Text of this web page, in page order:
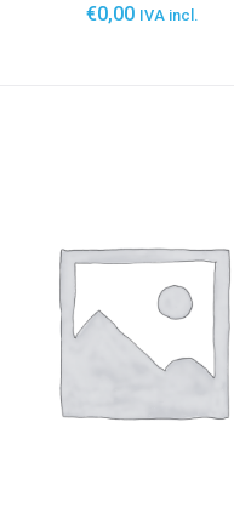
€0,00 IVA incl.